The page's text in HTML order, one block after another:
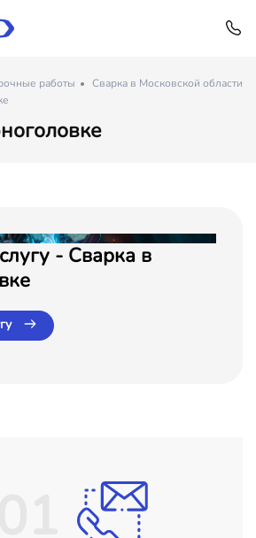
работы
Сварка в Московской области
- Сварка в